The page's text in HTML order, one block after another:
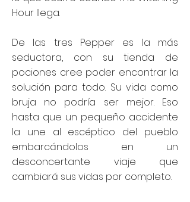
Hour llega.
De las tres Pepper es la más
seductora, con su tienda de
pociones cree poder encontrar la
solución para todo. Su vida como
bruja no podría ser mejor. Eso
hasta que un pequeño accidente
la une al escéptico del pueblo
embarcándolos en un
desconcertante viaje que
cambiará sus vidas por completo.